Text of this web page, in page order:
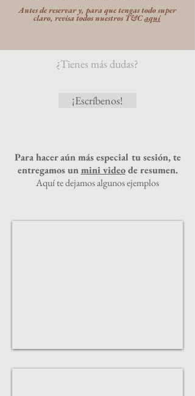
Antes de reservar y, para que tengas todo super
claro, revisa todos nuestros T&Caquí
¿Tienes más dudas?
¡Escríbenos!
Para hacer aún más especial tu sesión, te
entregamos unmini videode resumen.
Aquí te dejamos algunos ejemplos